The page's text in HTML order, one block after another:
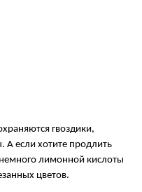
гвоздики,
А если хотите продлить
лимонной кислоты
цветов.